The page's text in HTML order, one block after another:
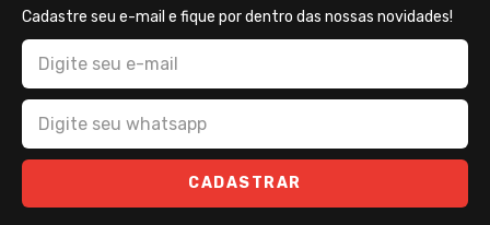
Cadastre seu e-mail e fique por dentro das nossas novidades!
CADASTRAR